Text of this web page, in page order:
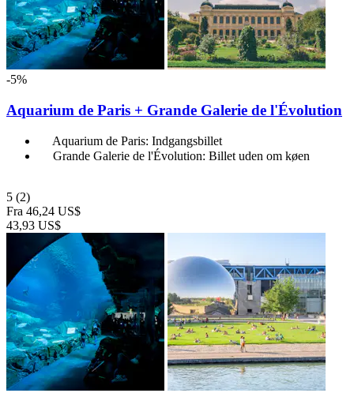
-5%
Aquarium de Paris + Grande Galerie de l'Évolution
Aquarium de Paris: Indgangsbillet
Grande Galerie de l'Évolution: Billet uden om køen
5 (2)
Fra 46,24 US$
43,93 US$